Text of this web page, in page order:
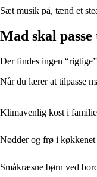
Sæt musik på, tænd et
Mad skal
Der findes ingen
Når du lærer at tilpasse
Klimavenlig kost i
Nødder og frø i
Småkræsne børn ved